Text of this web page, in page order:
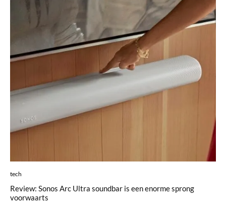
tech
Review: Sonos Arc Ultra soundbar is een enorme sprong
voorwaarts